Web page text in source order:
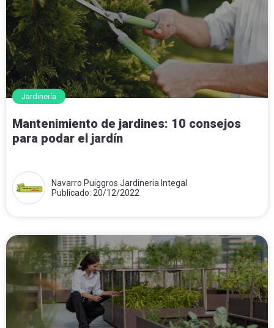
Jardinería
Mantenimiento de jardines: 10 consejos
para podar el jardín
Navarro Puiggros Jardineria Integal
Publicado: 20/12/2022